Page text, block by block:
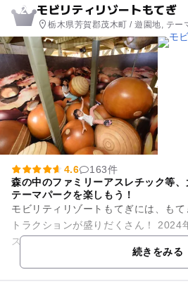
2 モビリティリゾートもてぎ
栃木県芳賀郡茂木町 / 遊園地, テー
チック, 自然体験・アクティビティ
4.6
163件
森の中のファミリーアスレチック等
テーマパークを楽しもう！
モビリティリゾートもてぎには、も
トラクションが盛りだくさん！ 2024年3月にオープンした、リ
スになりきって森の中での暮らしを
続きをみる